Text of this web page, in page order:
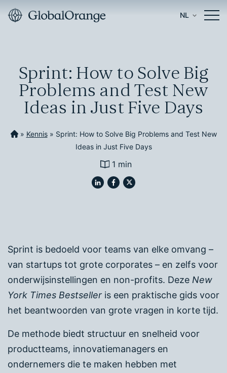
NL
» Kennis» Sprint: How to Solve Big Problems and Test New
Ideas in Just Five Days
1 min
Sprint: How to Solve Big
Problems and Test New
Ideas in Just Five Days
Sprint is bedoeld voor teams van elke omvang –
van startups tot grote corporates – en zelfs voor
onderwijsinstellingen en non-profits. Deze New
York Times Bestseller is een praktische gids voor
het beantwoorden van grote vragen in korte tijd.
De methode biedt structuur en snelheid voor
productteams, innovatiemanagers en
ondernemers die te maken hebben met